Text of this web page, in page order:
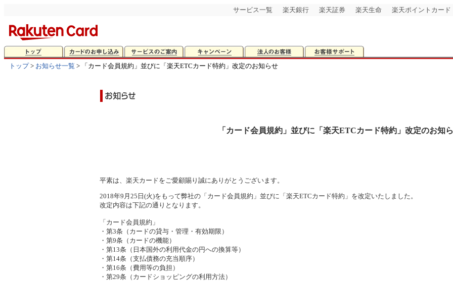
サービス一覧 楽天銀行 楽天証券 楽天生命 楽天ポイントカード
トップ> お知らせ一覧 > 「カード会員規約」並びに「楽天ETCカード特約」改定のお知らせ
「カード会員規約」並びに「楽天ETCカード特約」改定のお知
平素は、楽天カードをご愛顧賜り誠にありがとうございます。
2018年9月25日(火)をもって弊社の「カード会員規約」並びに「楽天ETCカード特約」を改定いたしました。
改定内容は下記の通りとなります。
「カード会員規約」
・第3条（カードの貸与・管理・有効期限）
・第9条（カードの機能）
・第13条（日本国外の利用代金の円への換算等）
・第14条（支払債務の充当順序）
・第16条（費用等の負担）
・第29条（カードショッピングの利用方法）